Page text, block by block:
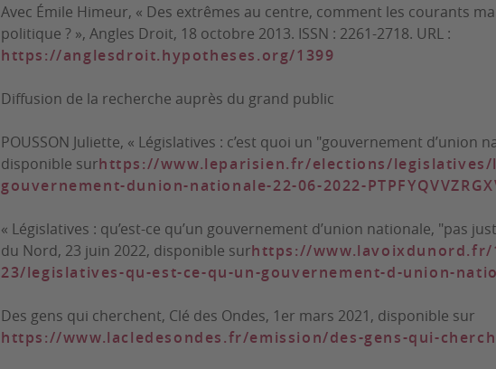
Avec Émile Himeur, « Des extrêmes au centre, comment les courants
politique ? », Angles Droit, 18 octobre 2013. ISSN : 2261-2718. URL :
https://anglesdroit.hypotheses.org/1399
Diffusion de la recherche auprès du grand public
POUSSON Juliette, « Législatives : c’est quoi un "gouvernement d’union
disponible surhttps://www.leparisien.fr/elections/legislatives/
gouvernement-dunion-nationale-22-06-2022-
« Législatives : qu’est-ce qu’un gouvernement d’union nationale, "pas
du Nord, 23 juin 2022, disponible surhttps://www.lavoixdunord.fr/
23/legislatives-qu-est-ce-qu-un-gouvernement-d-union-
Des gens qui cherchent, Clé des Ondes, 1er mars 2021, disponible sur
https://www.lacledesondes.fr/emission/des-gens-qui-